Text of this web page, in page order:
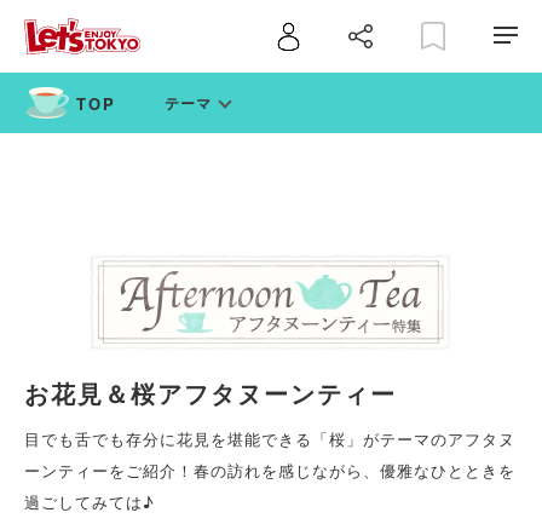
テーマ
お花見＆桜アフタヌーンティー
目でも舌でも存分に花見を堪能できる「桜」がテーマのアフタヌ
ーンティーをご紹介！春の訪れを感じながら、優雅なひとときを
過ごしてみては♪